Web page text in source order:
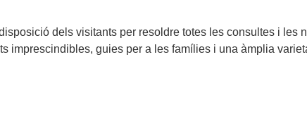
dels visitants per resoldre totes les consultes i les
imprescindibles, guies per a les famílies i una àmplia